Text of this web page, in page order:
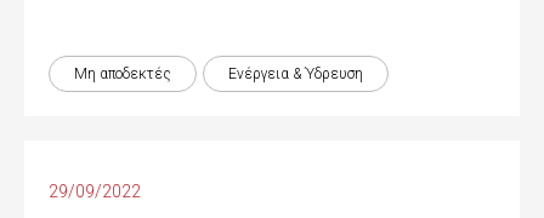
Μη αποδεκτές Ενέργεια & Ύδρευση
29/09/2022